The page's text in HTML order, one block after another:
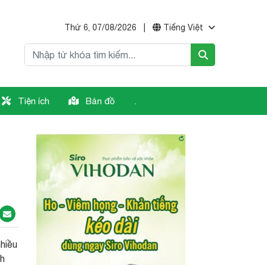
Thứ 6, 07/08/2026 Tiếng Việt
Tiện ích Bản đồ .